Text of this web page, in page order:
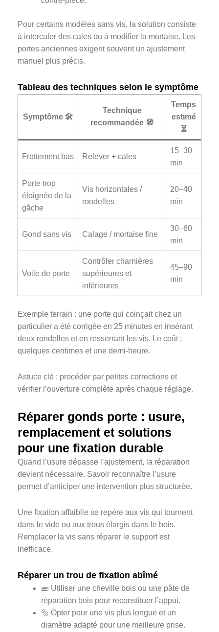
Pour certains modèles sans vis, la solution consiste
à intercaler des cales ou à modifier la mortaise. Les
portes anciennes exigent souvent un ajustement
manuel plus précis.
Tableau des techniques selon le symptôme
Symptôme 🛠️
Technique
recommandée 🧭
Temps
estimé
⏳
Frottement bas Relever + cales
15–30
min
Porte trop
éloignée de la
gâche
Vis horizontales /
rondelles
20–40
min
Gond sans vis Calage / mortaise fine
30–60
min
Voile de porte
Contrôler charnières
supérieures et
inférieures
45–90
min
Exemple terrain : une porte qui coinçait chez un
particulier a été corrigée en 25 minutes en insérant
deux rondelles et en resserrant les vis. Le coût :
quelques centimes et une demi-heure.
Astuce clé : procéder par petites corrections et
vérifier l’ouverture complète après chaque réglage.
Réparer gonds porte : usure,
remplacement et solutions
pour une fixation durable
Quand l’usure dépasse l’ajustement, la réparation
devient nécessaire. Savoir reconnaître l’usure
permet d’anticiper une intervention plus structurée.
Une fixation affaiblie se repère aux vis qui tournent
dans le vide ou aux trous élargis dans le bois.
Remplacer la vis sans réparer le support est
inefficace.
Réparer un trou de fixation abîmé
🧱 Utiliser une cheville bois ou une pâte de
réparation bois pour reconstituer l’appui.
🔩 Opter pour une vis plus longue et un
diamètre adapté pour une meilleure prise.